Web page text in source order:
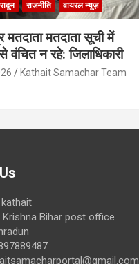
राजनीति वायरल न्यूज़
मतदाता मतदाता सूची में
वंचित न रहे: जिलाधिकारी
Kathait Samachar Team
Krishna Bihar post office